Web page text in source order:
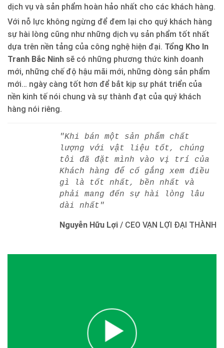
dịch vụ và sản phẩm hoàn hảo nhất cho các khách hàng.
Với nỗ lực không ngừng để đem lại cho quý khách hàng
sự hài lòng cũng như những dịch vụ sản phẩm tốt nhất
dựa trên nền tảng của công nghệ hiện đại. Tổng Kho In
Tranh Bắc Ninh sẽ có những phương thức kinh doanh
mới, những chế độ hậu mãi mới, những dòng sản phẩm
mới… ngày càng tốt hơn để bắt kịp sự phát triển của
nền kinh tế nói chung và sự thành đạt của quý khách
hàng nói riêng.
"Khi bán một sản phẩm chất
lượng với vật liệu tốt, chúng
tôi đã đặt mình vào vị trí của
Khách hàng để cố gắng xem điều
gì là tốt nhất, bền nhất và
phải mang đến sự hài lòng lâu
dài nhất"
Nguyễn Hữu Lợi / CEO VẠN LỢI ĐẠI THÀNH